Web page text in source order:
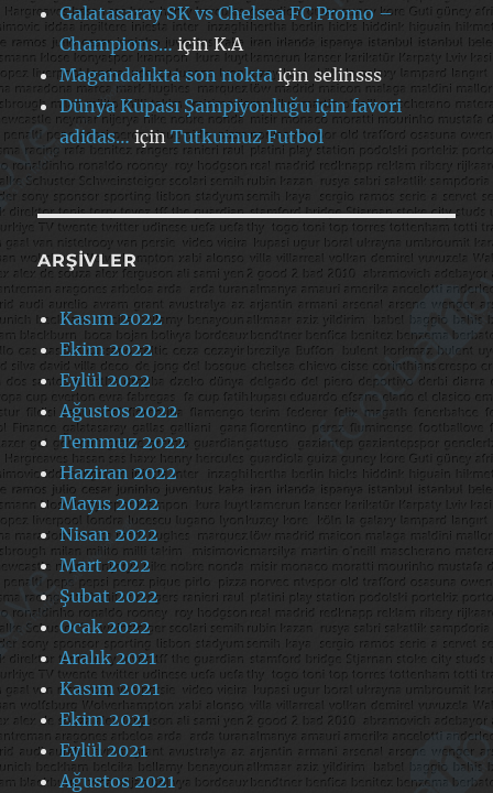
Galatasaray SK vs Chelsea FC Promo –
Champions…içinK.A
Magandalıkta son nokta için selinsss
Dünya Kupası Şampiyonluğu için favori
adidas… içinTutkumuz Futbol
ARŞIVLER
Kasım 2022
Ekim 2022
Eylül 2022
Ağustos 2022
Temmuz 2022
Haziran 2022
Mayıs 2022
Nisan 2022
Mart 2022
Şubat 2022
Ocak 2022
Aralık 2021
Kasım 2021
Ekim 2021
Eylül 2021
Ağustos 2021